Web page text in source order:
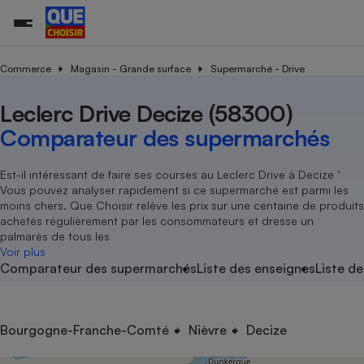
Commerce Magasin - Grande surface Supermarché - Drive
Leclerc Drive Decize (58300)
Comparateur des supermarchés
Est-il intéressant de faire ses courses au Leclerc Drive à Decize ’
Vous pouvez analyser rapidement si ce supermarché est parmi les
moins chers. Que Choisir relève les prix sur une centaine de produits
achetés régulièrement par les consommateurs et dresse un
palmarès de tous les
Voir plus
Comparateur des supermarchésListe des enseignesListe
Bourgogne-Franche-Comté Nièvre Decize
Nutrition
Assurance auto
Magasin - Grande surface
Méthode de vente -
Organismes de défense
Système judiciairegratuit
Déchet
Achat - Vente - Travaux
Location
Sport
électrique
Démarche administrative
Senior
Service marchand
Train
Transport aérien
Toutes les actualités
Enquêtes
Guides d'achat
Conseils
Brèves
Tous les services
Soumettre un litige
Lettres types
Rencontrer une association locale
Tous nos combats
Nos actions
Nos grandes victoires
Les billets de la présidente
Nos associations locales
Nous rejoindre
En savoir plus sur Que Choisir Ensemble
?
L’association
Nos missions
Notre méthodologie
Notre financement
Nos partenaires
Nous rejoindre